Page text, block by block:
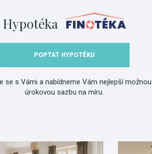
Hypotéka
POPTAT HYPOTÉKU
se s Vámi a nabídneme Vám nejlepší možnou
úrokovou sazbu na míru.